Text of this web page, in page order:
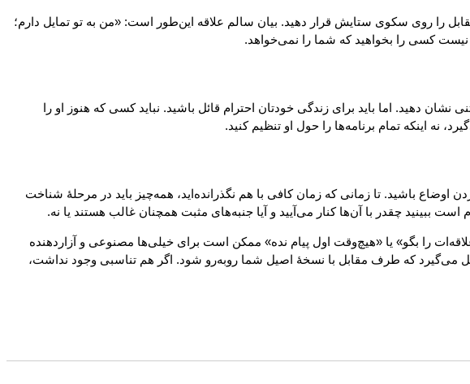
مقابل را روی سکوی ستایش قرار دهید. بیان سالم علاقه این‌طور است: «من به تو تمایل دارم؛
کسی را بخواهید که شما را نمی‌خواهد.
دهید. اما باید برای زندگی خودتان احترام قائل باشید. نباید کسی که هنوز او را
نه اینکه تمام برنامه‌ها را حول او تنظیم کنید.
باشید. تا زمانی که زمان کافی با هم نگذرانده‌اید، همه‌چیز باید در مرحلهٔ شناخت
ببینید چقدر با آن‌ها کنار می‌آیید و آیا جنبه‌های مثبت همچنان غالب هستند یا نه.
را بگو» یا «هیچ‌وقت اول پیام نده» ممکن است برای خیلی‌ها مصنوعی و آزاردهنده
می‌گیرد که طرف مقابل با نسخهٔ اصیل شما روبه‌رو شود. اگر هم تناسبی وجود نداشت،